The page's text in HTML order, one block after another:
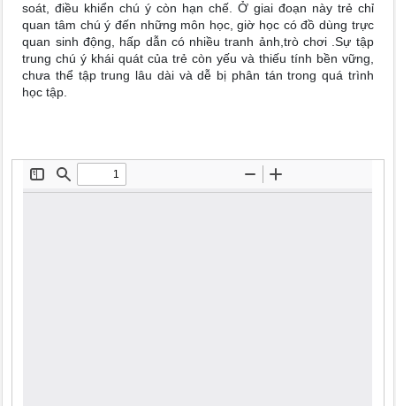
soát, điều khiển chú ý còn hạn chế. Ở giai đoạn này trẻ chỉ
quan tâm chú ý đến những môn học, giờ học có đồ dùng trực
quan sinh động, hấp dẫn có nhiều tranh ảnh,trò chơi .Sự tập
trung chú ý khái quát của trẻ còn yếu và thiếu tính bền vững,
chưa thể tập trung lâu dài và dễ bị phân tán trong quá trình
học tập.